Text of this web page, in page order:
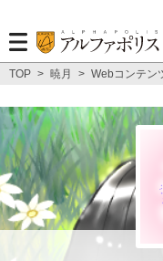
TOP > 暁月 > Webコンテン